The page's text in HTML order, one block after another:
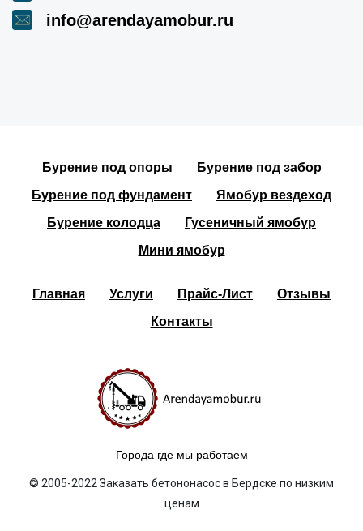
info@arendayamobur.ru
Бурение под опоры
Бурение под забор
Бурение под фундамент
Ямобур вездеход
Бурение колодца
Гусеничный ямобур
Мини ямобур
Главная Услуги Прайс-Лист
Отзывы
Контакты
Города где мы работаем
© 2005-2022 Заказать бетононасос в Бердске по низким
ценам